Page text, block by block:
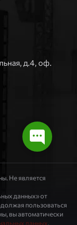
д.4, оф.
Не является
данных» от
пользоваться
вы автоматически
данных.